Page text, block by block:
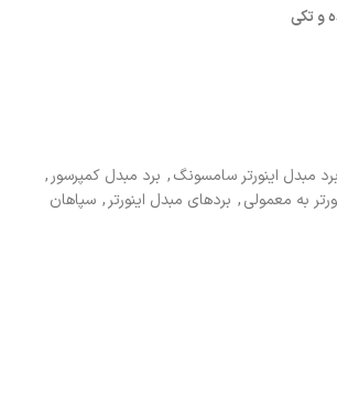
و تکی
برد مبدل اینورتر سامسونگ, برد مبدل کمپرسور ,
به معمولی, بردهای مبدل اینورتر , سپاهان